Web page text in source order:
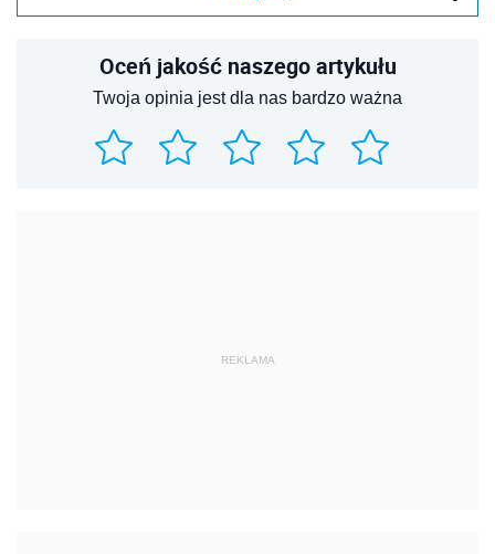
Oceń jakość naszego artykułu
Twoja opinia jest dla nas bardzo ważna
REKLAMA